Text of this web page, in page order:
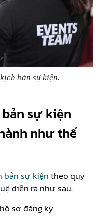
bản sự kiện.
sự kiện
như thế
bản sự kiệntheo quy
diễn ra như sau:
sơ đăng ký